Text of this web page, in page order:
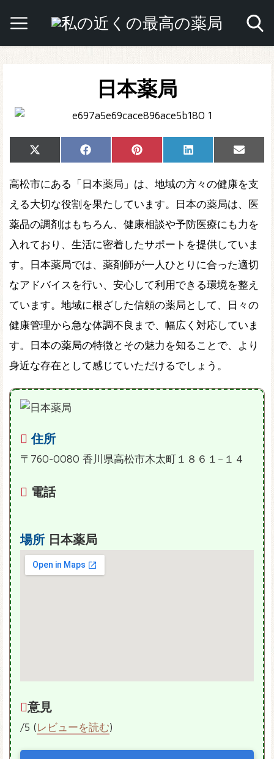
日本薬局
Share
on
X
(Twitter)
Share
on
Facebook Share
on
Pinterest Share
on
LinkedIn
Share
on
Email
高松市にある「日本薬局」は、地域の方々の健康を支
える大切な役割を果たしています。日本の薬局は、医
薬品の調剤はもちろん、健康相談や予防医療にも力を
入れており、生活に密着したサポートを提供していま
す。日本薬局では、薬剤師が一人ひとりに合った適切
なアドバイスを行い、安心して利用できる環境を整え
ています。地域に根ざした信頼の薬局として、日々の
健康管理から急な体調不良まで、幅広く対応していま
す。日本の薬局の特徴とその魅力を知ることで、より
身近な存在として感じていただけるでしょう。
住所
〒760-0080 香川県高松市木太町１８６１−１４
電話
場所 日本薬局
意見
/5 (レビューを読む)